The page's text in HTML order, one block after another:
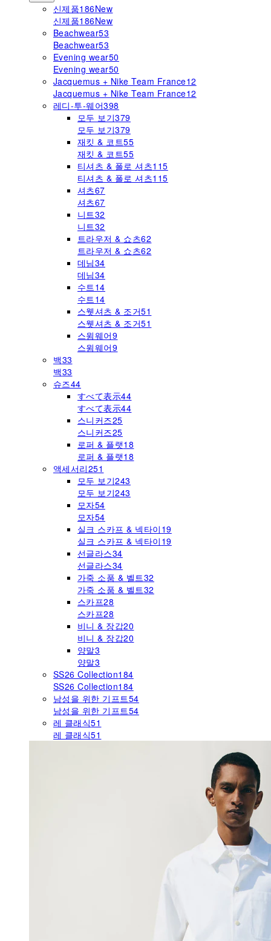
신제품186New
신제품186New
Beachwear53
Beachwear53
Evening wear50
Evening wear50
Jacquemus + Nike Team France12
Jacquemus + Nike Team France12
레디-투-웨어398
모두 보기379
모두 보기379
재킷 & 코트55
재킷 & 코트55
티셔츠 & 폴로 셔츠115
티셔츠 & 폴로 셔츠115
셔츠67
셔츠67
니트32
니트32
트라우저 & 쇼츠62
트라우저 & 쇼츠62
데님34
데님34
수트14
수트14
스웻셔츠 & 조거51
스웻셔츠 & 조거51
스윔웨어9
스윔웨어9
백33
백33
슈즈44
すべて表示44
すべて表示44
스니커즈25
스니커즈25
로퍼 & 플랫18
로퍼 & 플랫18
액세서리251
모두 보기243
모두 보기243
모자54
모자54
실크 스카프 & 넥타이 19
실크 스카프 & 넥타이 19
선글라스34
선글라스34
가죽 소품 & 벨트32
가죽 소품 & 벨트32
스카프28
스카프28
비니 & 장갑20
비니 & 장갑20
양말3
양말3
SS26 Collection184
SS26 Collection184
남성을 위한 기프트54
남성을 위한 기프트54
레 클래식51
레 클래식51